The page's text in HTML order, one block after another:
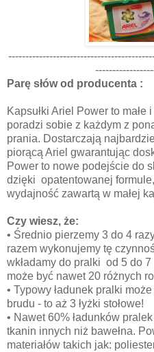
Parę słów od producenta :
Kapsułki Ariel Power to
poradzi sobie z każdym z
prania. Dostarczają
piorącą Ariel gwarantując
Power to nowe podejście do
dzięki opatentowanej
wydajność zawartą w małej
Czy wiesz, że:
• Średnio pierzemy 3 do 4
razem wykonujemy tę
wkładamy do pralki od 5 do
może być nawet 20 różnych
• Typowy ładunek pralki
brudu - to aż 3 łyżki stołowe!
• Nawet 60% ładunków
tkanin innych niż bawełna.
materiałów takich jak: